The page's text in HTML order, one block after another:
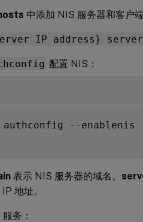
中添加 NIS 服务器和客户
IP address}
配置 NIS：
authconfig -- enablenis
表示 NIS 服务器的域名。
地址。
务：